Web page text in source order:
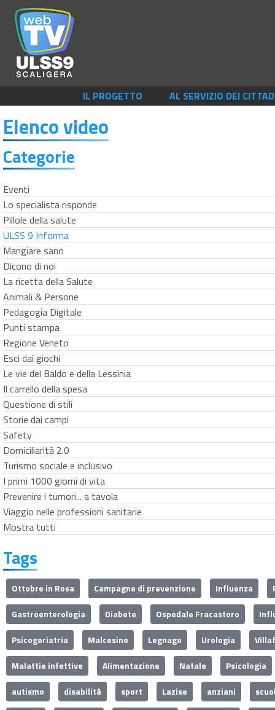
IL PROGETTO AL SERVIZIO DEI
Elenco video
Categorie
Eventi
Lo specialista risponde
Pillole della salute
ULSS 9 Informa
Mangiare sano
Dicono di noi
La ricetta della Salute
Animali & Persone
Pedagogia Digitale
Punti stampa
Regione Veneto
Esci dai giochi
Le vie del Baldo e della Lessinia
Il carrello della spesa
Questione di stili
Storie dai campi
Safety
Domiciliarità 2.0
Turismo sociale e inclusivo
I primi 1000 giorni di vita
Prevenire i tumori... a tavola
Viaggio nelle professioni sanitarie
Mostra tutti
Tags
Ottobre in Rosa Campagne di prevenzione Influenza
Gastroenterologia
Diabete Ospedale Fracastoro
Psicogeriatria
Malcesine Legnago Urologia
Malattie infettive
Alimentazione Natale
Psicologia
autismo
disabilità sport Lazise anziani